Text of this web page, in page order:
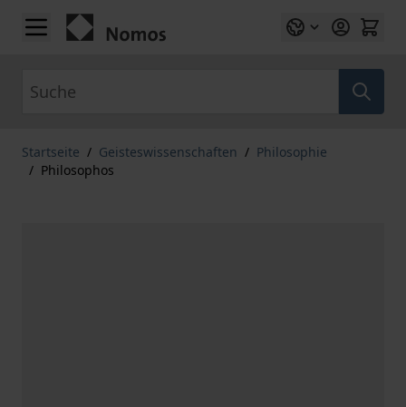
Zum Inhalt springen
Startseite / Geisteswissenschaften / Philosophie
/ Philosophos